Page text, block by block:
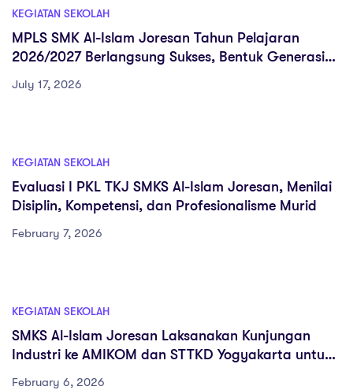
KEGIATAN SEKOLAH
MPLS SMK Al-Islam Joresan Tahun Pelajaran
2026/2027 Berlangsung Sukses, Bentuk Generasi
July 17, 2026
KEGIATAN SEKOLAH
Evaluasi I PKL TKJ SMKS Al-Islam Joresan, Menilai
Disiplin, Kompetensi, dan Profesionalisme Murid
February 7, 2026
KEGIATAN SEKOLAH
SMKS Al-Islam Joresan Laksanakan Kunjungan
Industri ke AMIKOM dan STTKD Yogyakarta untuk
February 6, 2026